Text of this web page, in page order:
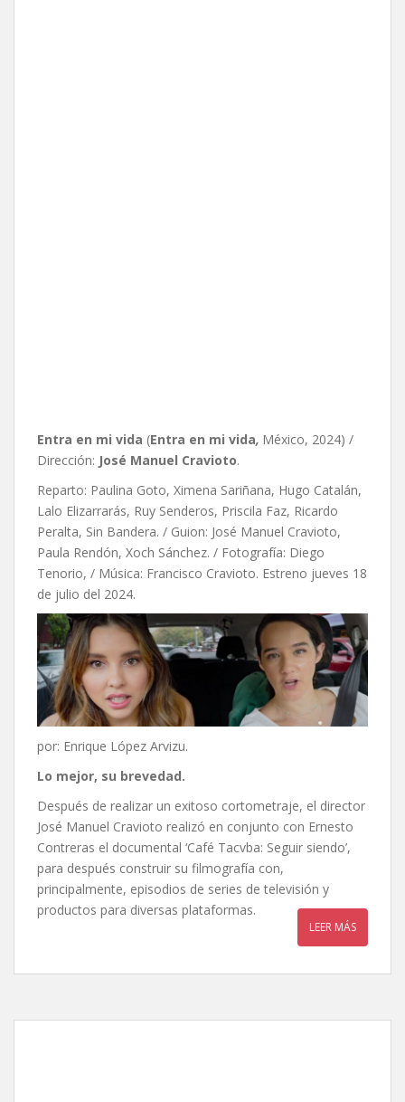
Entra en mi vida (Entra en mi vida, México, 2024) /
Dirección: José Manuel Cravioto.
Reparto: Paulina Goto, Ximena Sariñana, Hugo Catalán,
Lalo Elizarrarás, Ruy Senderos, Priscila Faz, Ricardo
Peralta, Sin Bandera. / Guion: José Manuel Cravioto,
Paula Rendón, Xoch Sánchez. / Fotografía: Diego
Tenorio, / Música: Francisco Cravioto. Estreno jueves 18
de julio del 2024.
por: Enrique López Arvizu.
Lo mejor, su brevedad.
Después de realizar un exitoso cortometraje, el director
José Manuel Cravioto realizó en conjunto con Ernesto
Contreras el documental ‘Café Tacvba: Seguir siendo’,
para después construir su filmografía con,
principalmente, episodios de series de televisión y
productos para diversas plataformas.
LEER MÁS